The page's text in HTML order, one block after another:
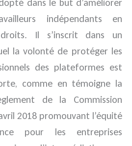
dans le but d’améliorer
indépendants en
Il s’inscrit dans un
la volonté de protéger les
des plateformes est
comme en témoigne la
de la Commission
2018 promouvant l’équité
pour les entreprises